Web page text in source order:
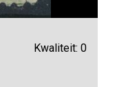
Kwaliteit: 0